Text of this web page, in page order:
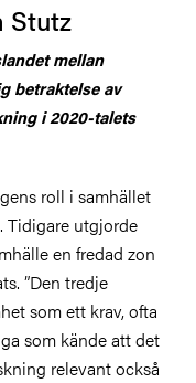
Stutz
mellan
betraktelse av
i 2020-talets
roll i samhället
Tidigare utgjorde
en fredad zon
”Den tredje
som ett krav, ofta
som kände att det
relevant också